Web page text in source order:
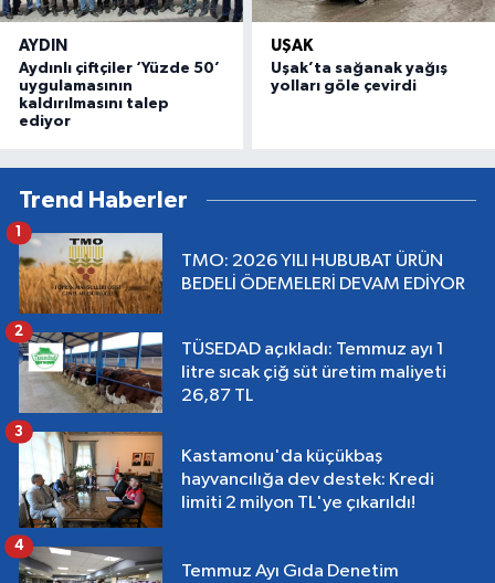
AYDIN
Aydınlı çiftçiler ‘Yüzde 50’
uygulamasının
kaldırılmasını talep
ediyor
UŞAK
Uşak’ta sağanak yağış
yolları göle çevirdi
Trend Haberler
TMO: 2026 YILI HUBUBAT ÜRÜN
BEDELİ ÖDEMELERİ DEVAM EDİYOR
1
TÜSEDAD açıkladı: Temmuz ayı 1
litre sıcak çiğ süt üretim maliyeti
26,87 TL
2
Kastamonu'da küçükbaş
hayvancılığa dev destek: Kredi
limiti 2 milyon TL'ye çıkarıldı!
3
Temmuz Ayı Gıda Denetim
4